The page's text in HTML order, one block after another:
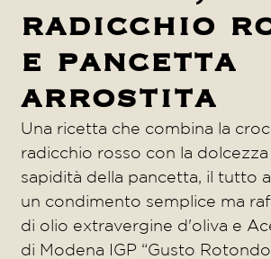
radicchio
e pancetta
arrostita
Una ricetta che combina la
radicchio rosso con la dolcezza
sapidità della pancetta, il tutto
un condimento semplice ma
di olio extravergine d'oliva e
di Modena IGP “Gusto